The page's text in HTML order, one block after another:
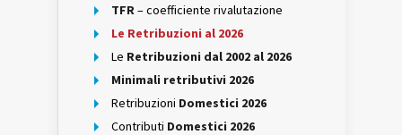
TFR– coefficiente rivalutazione
Le Retribuzioni al 2026
Le Retribuzioni dal 2002 al 2026
Minimali retributivi 2026
Retribuzioni Domestici 2026
Contributi Domestici 2026